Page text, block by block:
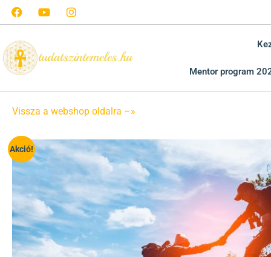
Mentor program
Vissza a webshop oldalra –»
Akció!